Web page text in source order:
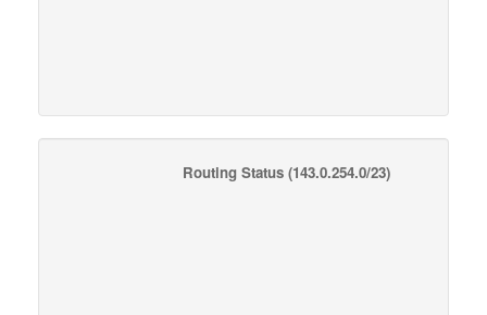
Routing Status (143.0.254.0/23)